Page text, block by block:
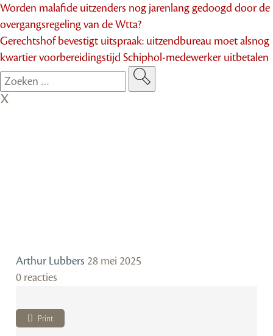
Worden malafide uitzenders nog jarenlang gedoogd door de
overgangsregeling van de Wtta?
Gerechtshof bevestigt uitspraak: uitzendbureau moet alsnog
kwartier voorbereidingstijd Schiphol-medewerker uitbetalen
Arthur Lubbers 28 mei 2025
0 reacties
Print